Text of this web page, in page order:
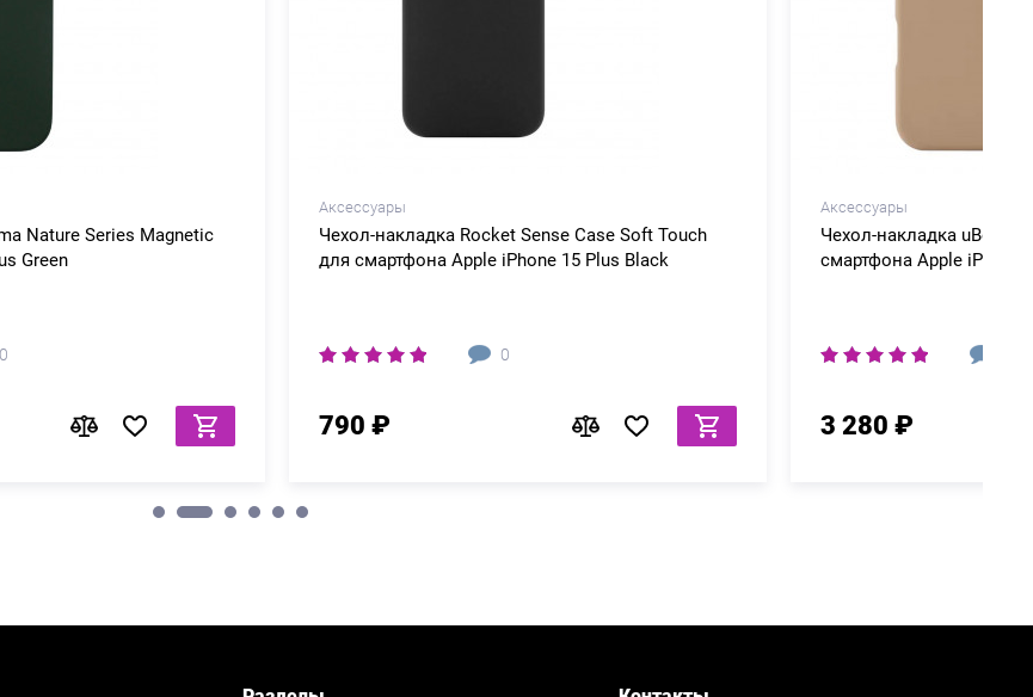
Чехол-накладка Rocket Sense Case Soft Touch
для смартфона Apple iPhone 15 Plus Black
790 ₽
Чехол-накладка uBear Touch Mag Case для
смартфона Apple iPhone 17 Air Latte
3 280 ₽